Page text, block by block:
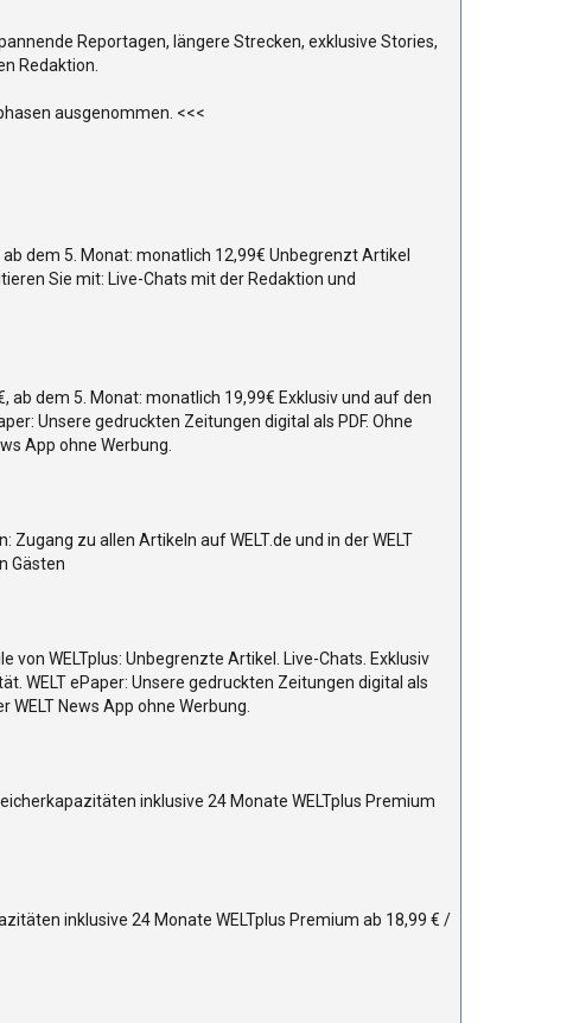
Reportagen, längere Strecken, exklusive Stories,
Redaktion.
ausgenommen. <<<
dem 5. Monat: monatlich 12,99€ Unbegrenzt Artikel
Sie mit: Live-Chats mit der Redaktion und
ab dem 5. Monat: monatlich 19,99€ Exklusiv und auf den
Unsere gedruckten Zeitungen digital als PDF. Ohne
App ohne Werbung.
zu allen Artikeln auf WELT.de und in der WELT
Gästen
von WELTplus: Unbegrenzte Artikel. Live-Chats. Exklusiv
WELT ePaper: Unsere gedruckten Zeitungen digital als
WELT News App ohne Werbung.
inklusive 24 Monate WELTplus Premium
inklusive 24 Monate WELTplus Premium ab 18,99 € /